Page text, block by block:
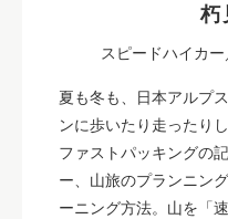
朽
スピードハイカ
夏も冬も、日本アルプ
ンに歩いたり走ったりし
ファストパッキングの
ー、山旅のプランニン
ーニング方法。山を「